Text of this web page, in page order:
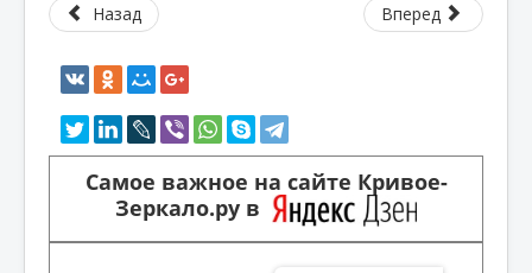
Назад Вперед
Самое важное на сайте Кривое-
Зеркало.ру в